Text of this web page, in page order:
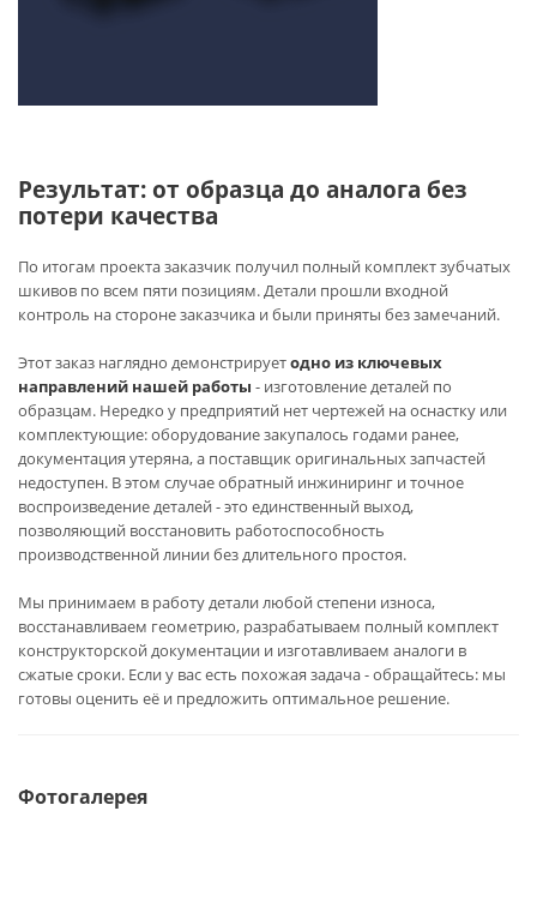
Результат: от образца до аналога без
потери качества
По итогам проекта заказчик получил полный комплект зубчатых
шкивов по всем пяти позициям. Детали прошли входной
контроль на стороне заказчика и были приняты без замечаний.
Этот заказ наглядно демонстрируетодно из ключевых
направлений нашей работы - изготовление деталей по
образцам. Нередко у предприятий нет чертежей на оснастку или
комплектующие: оборудование закупалось годами ранее,
документация утеряна, а поставщик оригинальных запчастей
недоступен. В этом случае обратный инжиниринг и точное
воспроизведение деталей - это единственный выход,
позволяющий восстановить работоспособность
производственной линии без длительного простоя.
Мы принимаем в работу детали любой степени износа,
восстанавливаем геометрию, разрабатываем полный комплект
конструкторской документации и изготавливаем аналоги в
сжатые сроки. Если у вас есть похожая задача - обращайтесь: мы
готовы оценить её и предложить оптимальное решение.
Фотогалерея